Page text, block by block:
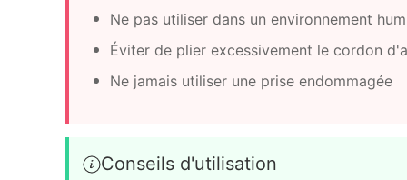
Ne pas utiliser dans un environnement
Éviter de plier excessivement le cordon
Ne jamais utiliser une prise endommagée
Conseils d'utilisation